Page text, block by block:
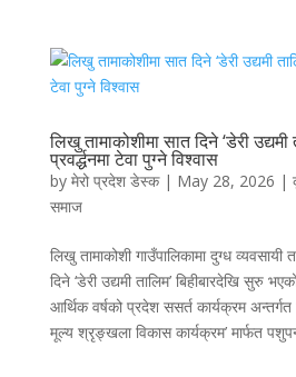
लिखु तामाकोशीमा सात दिने ‘डेरी
प्रवर्द्धनमा टेवा पुग्ने विश्वास
by मेरो प्रदेश डेस्क| May 28, 2026 |
समाज
लिखु तामाकोशी गाउँपालिकामा दुग्ध
दिने ‘डेरी उद्यमी तालिम’ बिहीबारदेखि सुरु
आर्थिक वर्षको प्रदेश ससर्त कार्यक्रम
मूल्य श्रृङ्खला विकास कार्यक्रम’ मार्फत